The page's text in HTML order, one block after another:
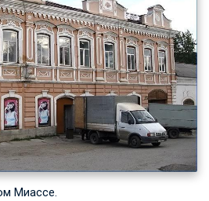
Миассе.